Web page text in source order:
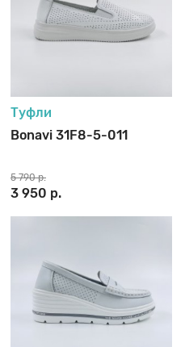
Туфли
Bonavi 31F8-5-011
3 950 р.
5 790 р.